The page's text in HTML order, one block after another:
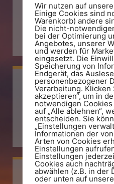
E-Mail
info@vdw.land
Telefon
+49 711 794 77 93
Wir nutzen auf
Einige Cookies sind
Warenkorb) andere
Die nicht-
bei der Optimierung
Angebotes, unserer
und werden für
eingesetzt. Die
Speicherung von
Endgerät, das
personenbezogener
Verarbeitung. Klicken
akzeptieren“, um in
notwendigen
auf „Alle ablehnen“,
entscheiden. Sie
„Einstellungen
Informationen der
Arten von Cookies
Einstellungen
Einstellungen
Cookies auch
abwählen (z.B. in der
oder unten auf